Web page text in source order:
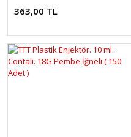
363,00 TL